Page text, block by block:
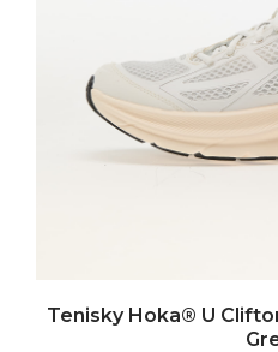
Tenisky Hoka® U